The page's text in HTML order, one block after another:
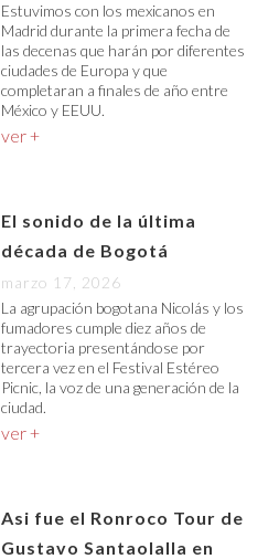
Estuvimos con los mexicanos en
Madrid durante la primera fecha de
las decenas que harán por diferentes
ciudades de Europa y que
completaran a finales de año entre
México y EEUU.
ver +
El sonido de la última
década de Bogotá
marzo 17, 2026
La agrupación bogotana Nicolás y los
fumadores cumple diez años de
trayectoria presentándose por
tercera vez en el Festival Estéreo
Picnic, la voz de una generación de la
ciudad.
ver +
Asi fue el Ronroco Tour de
Gustavo Santaolalla en